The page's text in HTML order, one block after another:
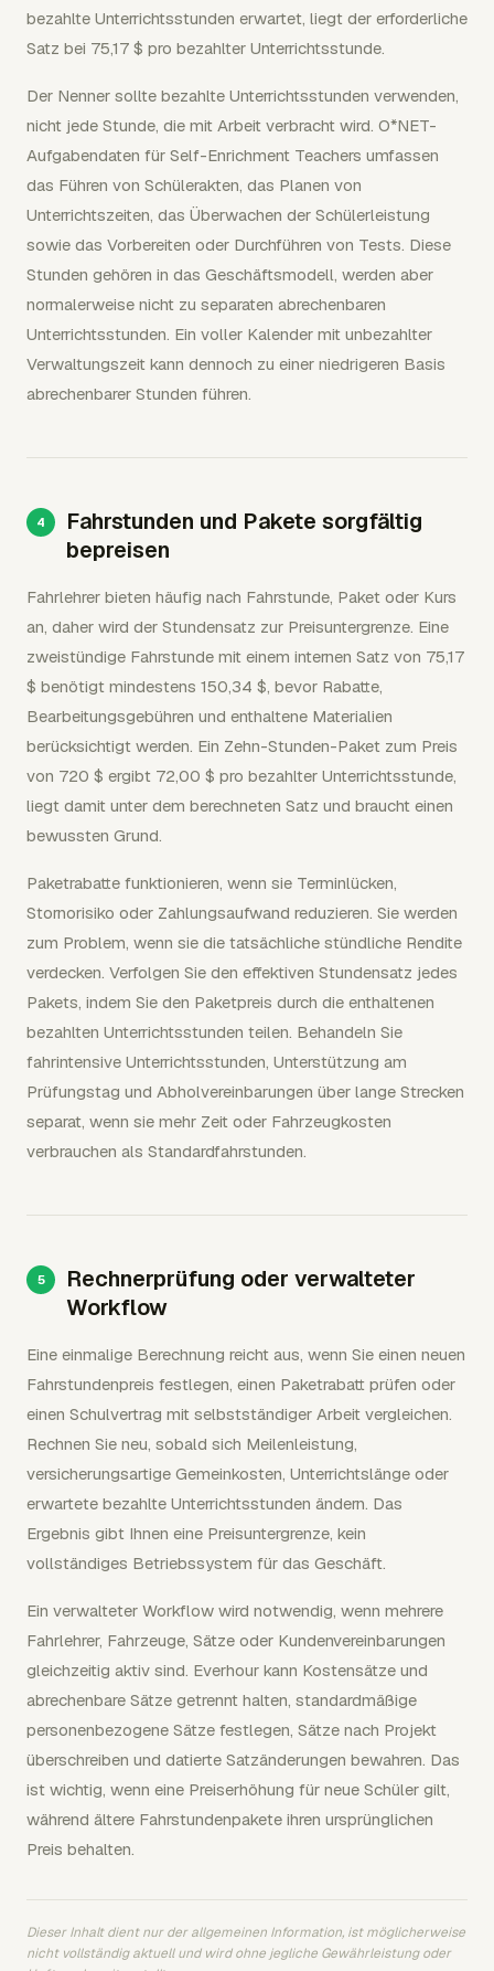
bezahlte Unterrichtsstunden erwartet, liegt der erforderliche
Satz bei 75,17 $ pro bezahlter Unterrichtsstunde.
Der Nenner sollte bezahlte Unterrichtsstunden verwenden,
nicht jede Stunde, die mit Arbeit verbracht wird. O*NET-
Aufgabendaten für Self-Enrichment Teachers umfassen
das Führen von Schülerakten, das Planen von
Unterrichtszeiten, das Überwachen der Schülerleistung
sowie das Vorbereiten oder Durchführen von Tests. Diese
Stunden gehören in das Geschäftsmodell, werden aber
normalerweise nicht zu separaten abrechenbaren
Unterrichtsstunden. Ein voller Kalender mit unbezahlter
Verwaltungszeit kann dennoch zu einer niedrigeren Basis
abrechenbarer Stunden führen.
Fahrstunden und Pakete sorgfältig
bepreisen
Fahrlehrer bieten häufig nach Fahrstunde, Paket oder Kurs
an, daher wird der Stundensatz zur Preisuntergrenze. Eine
zweistündige Fahrstunde mit einem internen Satz von 75,17
$ benötigt mindestens 150,34 $, bevor Rabatte,
Bearbeitungsgebühren und enthaltene Materialien
berücksichtigt werden. Ein Zehn-Stunden-Paket zum Preis
von 720 $ ergibt 72,00 $ pro bezahlter Unterrichtsstunde,
liegt damit unter dem berechneten Satz und braucht einen
bewussten Grund.
Paketrabatte funktionieren, wenn sie Terminlücken,
Stornorisiko oder Zahlungsaufwand reduzieren. Sie werden
zum Problem, wenn sie die tatsächliche stündliche Rendite
verdecken. Verfolgen Sie den effektiven Stundensatz jedes
Pakets, indem Sie den Paketpreis durch die enthaltenen
bezahlten Unterrichtsstunden teilen. Behandeln Sie
fahrintensive Unterrichtsstunden, Unterstützung am
Prüfungstag und Abholvereinbarungen über lange Strecken
separat, wenn sie mehr Zeit oder Fahrzeugkosten
verbrauchen als Standardfahrstunden.
Rechnerprüfung oder verwalteter
Workflow
Eine einmalige Berechnung reicht aus, wenn Sie einen neuen
Fahrstundenpreis festlegen, einen Paketrabatt prüfen oder
einen Schulvertrag mit selbstständiger Arbeit vergleichen.
Rechnen Sie neu, sobald sich Meilenleistung,
versicherungsartige Gemeinkosten, Unterrichtslänge oder
erwartete bezahlte Unterrichtsstunden ändern. Das
Ergebnis gibt Ihnen eine Preisuntergrenze, kein
vollständiges Betriebssystem für das Geschäft.
Ein verwalteter Workflow wird notwendig, wenn mehrere
Fahrlehrer, Fahrzeuge, Sätze oder Kundenvereinbarungen
gleichzeitig aktiv sind. Everhour kann Kostensätze und
abrechenbare Sätze getrennt halten, standardmäßige
personenbezogene Sätze festlegen, Sätze nach Projekt
überschreiben und datierte Satzänderungen bewahren. Das
ist wichtig, wenn eine Preiserhöhung für neue Schüler gilt,
während ältere Fahrstundenpakete ihren ursprünglichen
Preis behalten.
Dieser Inhalt dient nur der allgemeinen Information, ist möglicherweise
nicht vollständig aktuell und wird ohne jegliche Gewährleistung oder